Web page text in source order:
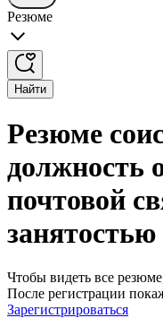
Резюме
Найти
Резюме
должность
почтовой
Чтобы видеть все
После регистрации
Зарегистрироваться